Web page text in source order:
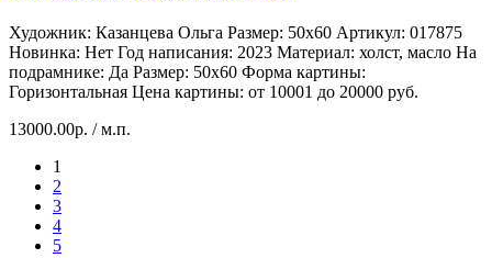
Художник: Казанцева Ольга Размер: 50x60 Артикул: 017875
Hoвинка: Нет Год написания: 2023 Материал: холст, масло На
подрамнике: Да Размер: 50х60 Форма картины:
Горизонтальная Цена картины: от 10001 до 20000 руб.
13000.00р. / м.п.
1
2
3
4
5